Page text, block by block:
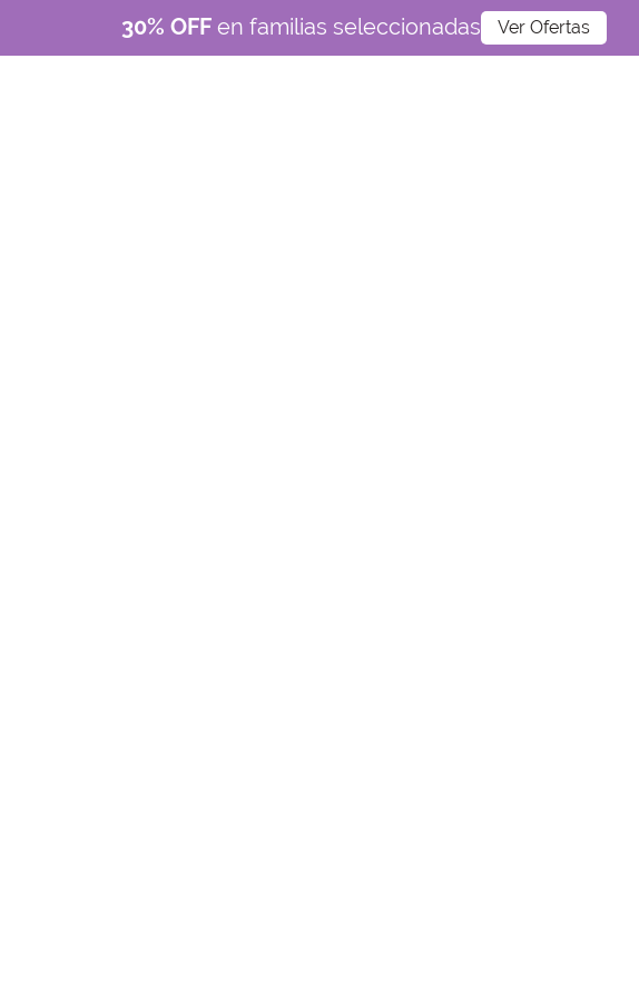
30% OFF en familias seleccionadas Ver Ofertas